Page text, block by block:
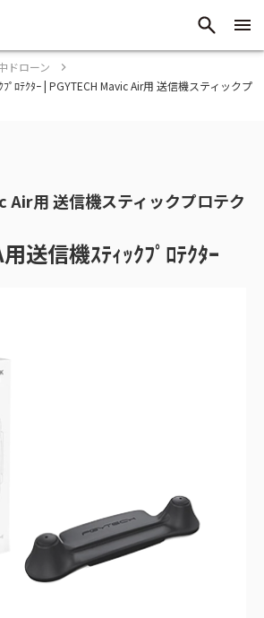
ドローン
ﾌﾟﾛﾃｸﾀｰ | PGYTECH Mavic Air用 送信機スティックプ
Air用 送信機スティックプロテク
送信機ｽﾃｨｯｸﾌﾟﾛﾃｸﾀｰ